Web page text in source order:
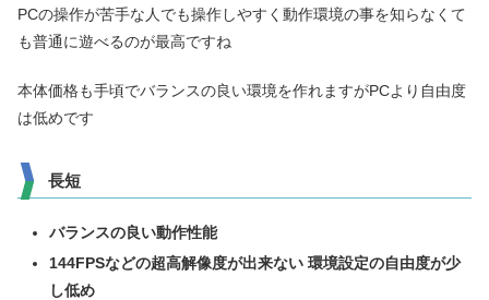
PCの操作が苦手な人でも操作しやすく動作環境の事を知らなくて
も普通に遊べるのが最高ですね
本体価格も手頃でバランスの良い環境を作れますがPCより自由度
は低めです
長短
バランスの良い動作性能
144FPSなどの超高解像度が出来ない 環境設定の自由度が少
し低め